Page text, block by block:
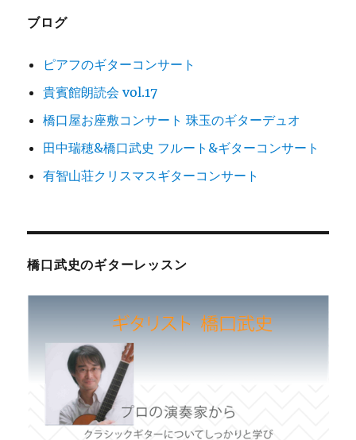
ン
ブログ
ピアフのギターコンサート
貴賓館朗読会 vol.17
橋口屋お座敷コンサート 珠玉のギターデュオ
田中瑞穂&橋口武史 フルート&ギターコンサート
有智山荘クリスマスギターコンサート
橋口武史のギターレッスン